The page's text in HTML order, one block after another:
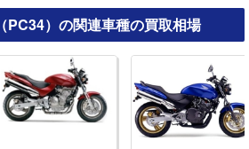
PC34）の関連車種の買取相場